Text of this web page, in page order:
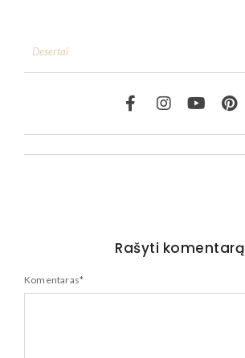
Desertai
Rašyti komentarą
Komentaras*